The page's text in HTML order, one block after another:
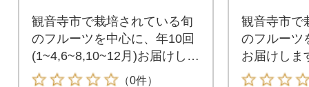
観音寺市で栽培されている旬
のフルーツを中心に、年10回
(1~4,6~8,10~12月)お届けしま
す。
（0件）
観音寺市で
のフルーツ
お届けしま